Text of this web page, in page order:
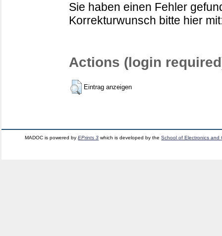
Sie haben einen Fehler
Korrekturwunsch bitte hier
Actions (login
Eintrag anzeigen
MADOC is powered byEPrints 3 which is developed by theSchool of Electronics and